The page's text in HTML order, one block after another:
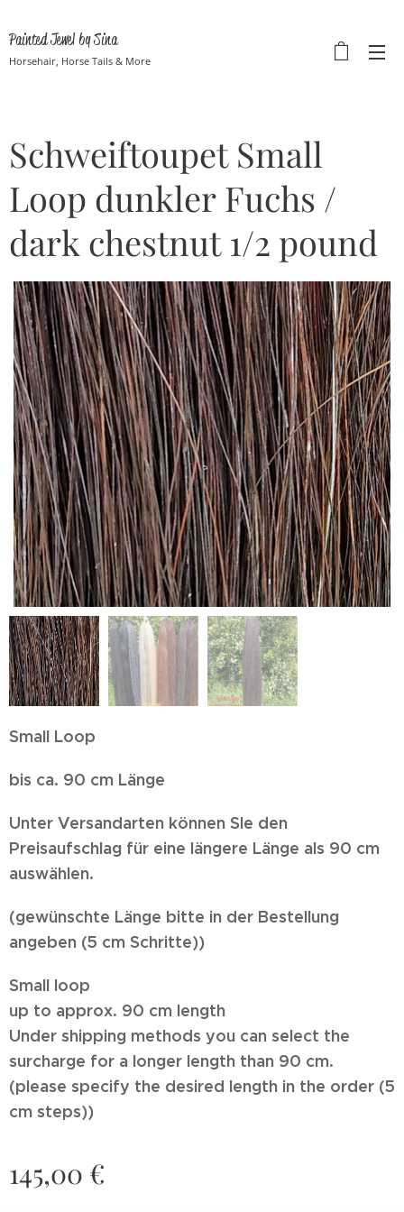
Painted Jewel by Sina
Horsehair, Horse Tails & More
Schweiftoupet Small
Loop dunkler Fuchs /
dark chestnut 1/2 pound
Small Loop
bis ca. 90 cm Länge
Unter Versandarten können SIe den
Preisaufschlag für eine längere Länge als 90 cm
auswählen.
(gewünschte Länge bitte in der Bestellung
angeben (5 cm Schritte))
Small loop
up to approx. 90 cm length
Under shipping methods you can select the
surcharge for a longer length than 90 cm.
(please specify the desired length in the order (5
cm steps))
145,00 €